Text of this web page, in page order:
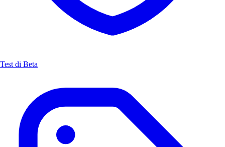
Test di Beta